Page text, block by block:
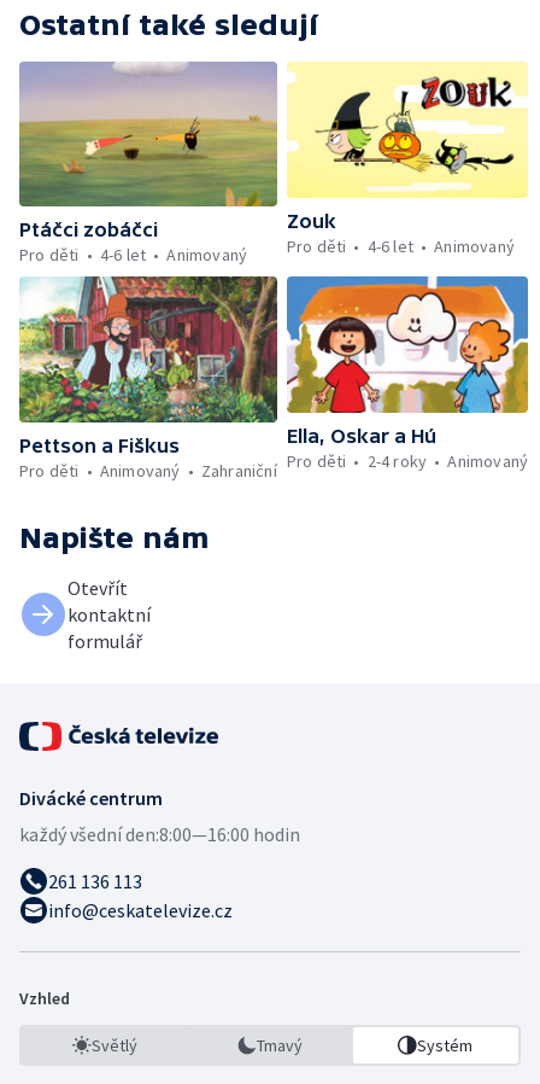
Ostatní také sledují
Ptáčci zobáčci
Pro děti
4-6 let Animovaný
Zouk
Pro děti
4-6 let Animovaný
Pettson a Fiškus
Pro děti
Animovaný Zahraniční
Ella, Oskar a Hú
Pro děti
2-4 roky Animovaný
Napište nám
Otevřít
kontaktní
formulář
Divácké centrum
každý všední den:8:00—16:00 hodin
261 136 113
info@ceskatelevize.cz
Vzhled
Světlý Tmavý Systém